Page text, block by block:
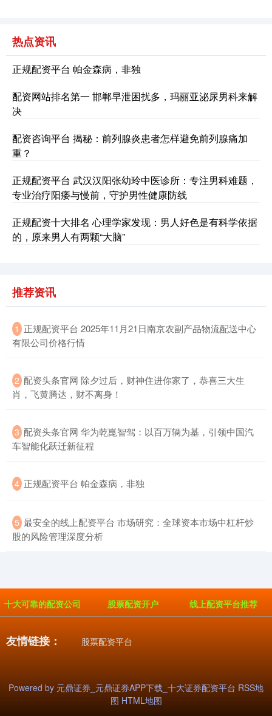
沪深300 4651.31
基金指数 7229.80 -1.63 -0.02%
热点资讯
正规配资平台 帕金森病，非独
配资网站排名第一 邯郸早泄困扰多，玛丽亚泌尿男科来解
决
配资咨询平台 揭秘：前列腺炎患者怎样避免前列腺痛加
重？
正规配资平台 武汉汉阳张幼玲中医诊所：专注男科难题，
专业治疗阳痿与慢前，守护男性健康防线
正规配资十大排名 心理学家发现：男人好色是有科学依据
的，原来男人有两颗“大脑”
推荐资讯
1 ​正规配资平台 2025年11月21日南京农副产品物流配送中心
有限公司价格行情
2 ​配资头条官网 除夕过后，财神住进你家了，恭喜三大生
肖，飞黄腾达，财不离身！
3 ​配资头条官网 华为乾崑智驾：以百万辆为基，引领中国汽
车智能化跃迁新征程
4 ​正规配资平台 帕金森病，非独
5 ​最安全的线上配资平台 市场研究：全球资本市场中杠杆炒
股的风险管理深度分析
十大可靠的配资公司 股票配资开户 线上配资平台推荐
友情链接： 股票配资平台
Powered by 元鼎证券_元鼎证券APP下载_十大证券配资平台 RSS地
图 HTML地图